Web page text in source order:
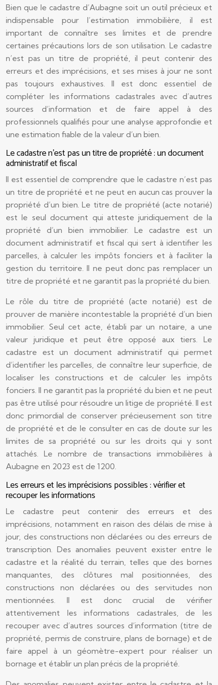
Bien que le cadastre d’Aubagne soit un outil précieux et
indispensable pour l’estimation immobilière, il est
important de connaître ses limites et de prendre
certaines précautions lors de son utilisation. Le cadastre
n’est pas un titre de propriété, il peut contenir des
erreurs et des imprécisions, et ses mises à jour ne sont
pas toujours exhaustives. Il est donc essentiel de
compléter les informations cadastrales avec d’autres
sources d’information et de faire appel à des
professionnels qualifiés pour une analyse approfondie et
une estimation fiable de la valeur d’un bien.
Le cadastre n’est pas un titre de propriété : un document
administratif et fiscal
Il est essentiel de comprendre que le cadastre n’est pas
un titre de propriété et ne peut en aucun cas prouver la
propriété d’un bien. Le titre de propriété (acte notarié)
est le seul document qui atteste juridiquement de la
propriété d’un bien immobilier. Le cadastre est un
document administratif et fiscal qui sert à identifier les
parcelles, à calculer les impôts fonciers et à faciliter la
gestion du territoire. Il ne peut donc pas remplacer un
titre de propriété et ne garantit pas la propriété du bien.
Le rôle du titre de propriété (acte notarié) est de
prouver de manière incontestable la propriété d’un bien
immobilier. Seul cet acte, établi par un notaire, a une
valeur juridique et peut être opposé aux tiers. Le
cadastre est un document administratif qui permet
d’identifier les parcelles, de connaître leur superficie, de
localiser les constructions et de calculer les impôts
fonciers. Il ne garantit pas la propriété du bien et ne peut
pas être utilisé pour résoudre un litige de propriété. Il est
donc primordial de conserver précieusement son titre
de propriété et de le consulter en cas de doute sur les
limites de sa propriété ou sur les droits qui y sont
attachés. Le nombre de transactions immobilières à
Aubagne en 2023 est de 1200.
Les erreurs et les imprécisions possibles : vérifier et
recouper les informations
Le cadastre peut contenir des erreurs et des
imprécisions, notamment en raison des délais de mise à
jour, des constructions non déclarées ou des erreurs de
transcription. Des anomalies peuvent exister entre le
cadastre et la réalité du terrain, telles que des bornes
manquantes, des clôtures mal positionnées, des
constructions non déclarées ou des servitudes non
mentionnées. Il est donc crucial de vérifier
attentivement les informations cadastrales, de les
recouper avec d’autres sources d’information (titre de
propriété, permis de construire, plans de bornage) et de
faire appel à un géomètre-expert pour réaliser un
bornage et établir un plan précis de la propriété.